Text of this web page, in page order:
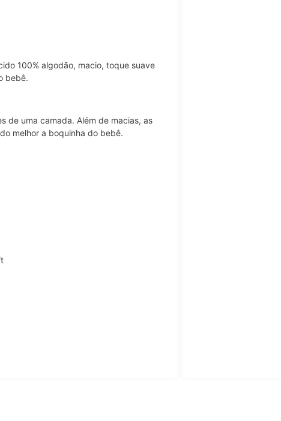
100% algodão, macio, toque suave
bebê.
de uma camada. Além de macias, as
melhor a boquinha do bebê.